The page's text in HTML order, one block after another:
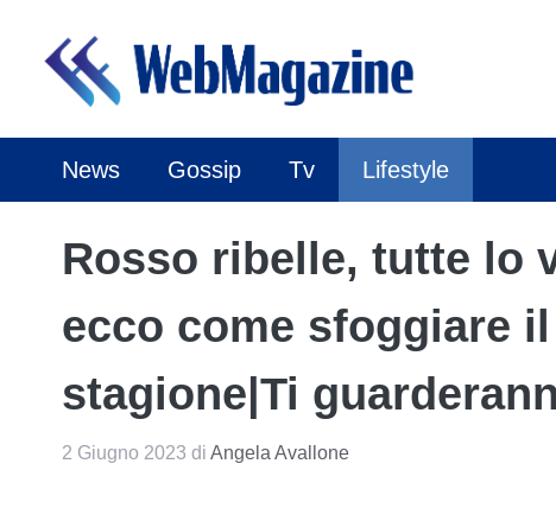
contenuto
News Gossip Tv Lifestyle
Rosso ribelle, tutte lo
ecco come sfoggiare
stagione|Ti
2 Giugno 2023 di Angela Avallone